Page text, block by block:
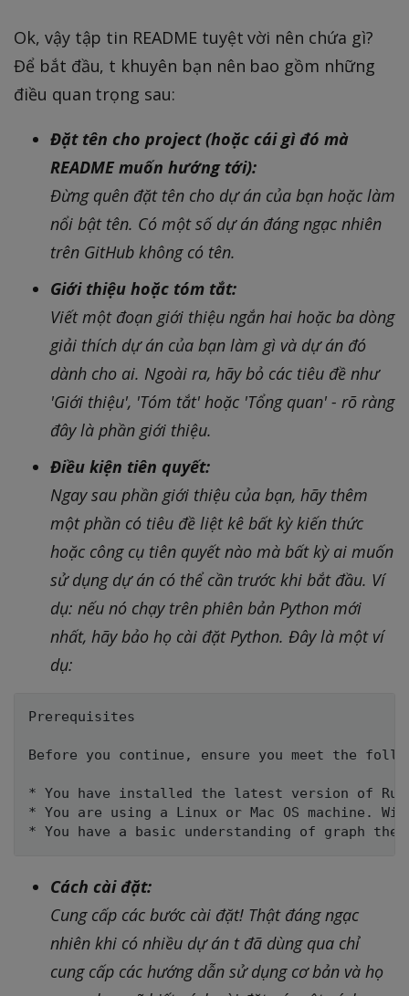
Ok, vậy tập tin README tuyệt vời nên chứa gì?
Để bắt đầu, t khuyên bạn nên bao gồm những
điều quan trọng sau:
Đặt tên cho project (hoặc cái gì đó mà
README muốn hướng tới):
Đừng quên đặt tên cho dự án của bạn hoặc làm
nổi bật tên. Có một số dự án đáng ngạc nhiên
trên GitHub không có tên.
Giới thiệu hoặc tóm tắt:
Viết một đoạn giới thiệu ngắn hai hoặc ba dòng
giải thích dự án của bạn làm gì và dự án đó
dành cho ai. Ngoài ra, hãy bỏ các tiêu đề như
'Giới thiệu', 'Tóm tắt' hoặc 'Tổng quan' - rõ ràng
đây là phần giới thiệu.
Điều kiện tiên quyết:
Ngay sau phần giới thiệu của bạn, hãy thêm
một phần có tiêu đề liệt kê bất kỳ kiến thức
hoặc công cụ tiên quyết nào mà bất kỳ ai muốn
sử dụng dự án có thể cần trước khi bắt đầu. Ví
dụ: nếu nó chạy trên phiên bản Python mới
nhất, hãy bảo họ cài đặt Python. Đây là một ví
dụ:
Prerequisites
Before you continue, ensure you meet the
* You have installed the latest version of
* You are using a Linux or Mac OS machine.
Cách cài đặt:
Cung cấp các bước cài đặt! Thật đáng ngạc
nhiên khi có nhiều dự án t đã dùng qua chỉ
cung cấp các hướng dẫn sử dụng cơ bản và họ